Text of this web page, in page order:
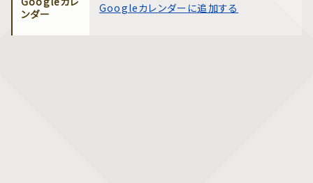
ンダー
Googleカレンダーに追加する